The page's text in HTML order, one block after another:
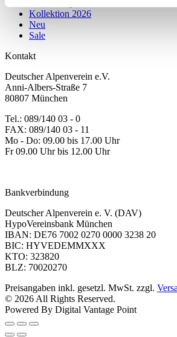
Kollektion 2026
Neu
Sale
Kontakt
Deutscher Alpenverein e.V.
Anni-Albers-Straße 7
80807 München
Tel.: 089/140 03 - 0
FAX: 089/140 03 - 11
Mo - Do: 09.00 bis 17.00 Uhr
Fr 09.00 Uhr bis 12.00 Uhr
Bankverbindung
Deutscher Alpenverein e. V. (DAV)
HypoVereinsbank München
IBAN: DE76 7002 0270 0000 3238 20
BIC: HYVEDEMMXXX
KTO: 323820
BLZ: 70020270
Preisangaben inkl. gesetzl. MwSt. zzgl.
© 2026 All Rights Reserved.
Powered By Digital Vantage Point